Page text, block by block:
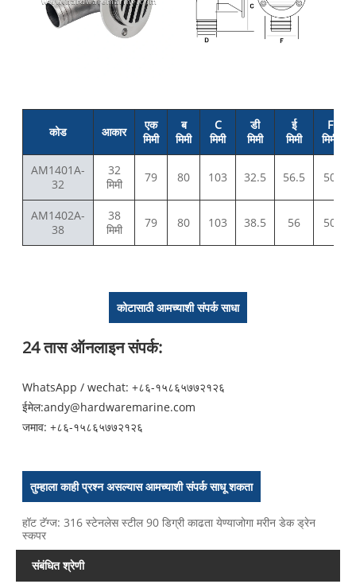
कोड आकार
एक
मिमी
ब
मिमी
C
मिमी
डी
मिमी
ई
मिमी
F
मिमी
AM1401A-
32
32
मिमी
79 80 103 32.5 56.5 50
AM1402A-
38
38
मिमी
79 80 103 38.5 56 50
कोटासाठी आमच्याशी संपर्क साधा
24 तास ऑनलाइन संपर्क:
WhatsApp / wechat: +८६-१५८६५७७२१२६
ईमेल:andy@hardwaremarine.com
जमाव:+८६-१५८६५७७२१२६
तुम्हाला काही प्रश्न असल्यास आमच्याशी संपर्क साधू शकता
हॉट टॅग्ज: 316 स्टेनलेस स्टील 90 डिग्री काढता येण्याजोगा मरीन डेक ड्रेन
स्कपर
संबंधित श्रेणी